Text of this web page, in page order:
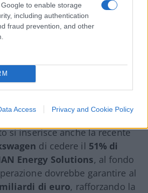
to enable storage
including authentication
fraud prevention, and other
Access Privacy and Cookie Policy
i costi delle esportazioni
sta cercando di rafforzare la
produttiva oltreoceano
Everllence per
conti
si inserisce anche la recente
di cedere il 51% di
Energy Solutions, al fondo
dovrebbe garantire al
di euro, rafforzando la